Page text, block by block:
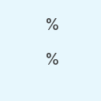
%
%